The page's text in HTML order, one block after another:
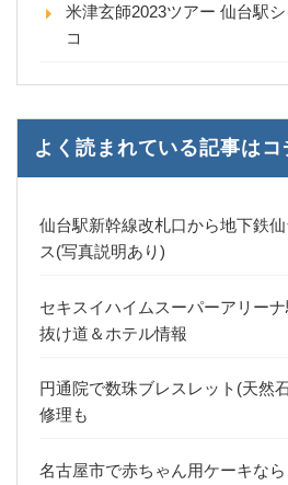
米津玄師2023ツアー 仙台駅
コ
よく読まれている記事はコ
仙台駅新幹線改札口から地下鉄
ス(写真説明あり)
セキスイハイムスーパーアリー
抜け道＆ホテル情報
円通院で数珠ブレスレット(天然
修理も
名古屋市で赤ちゃん用ケーキな